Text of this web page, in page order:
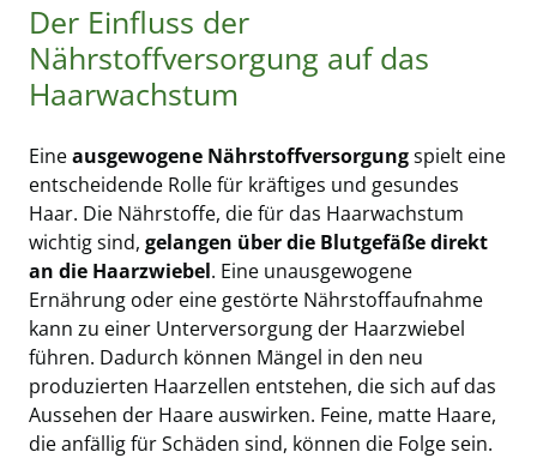
Der Einfluss der
Nährstoffversorgung auf das
Haarwachstum
Eineausgewogene Nährstoffversorgungspielt eine
entscheidende Rolle für kräftiges und gesundes
Haar. Die Nährstoffe, die für das Haarwachstum
wichtig sind, gelangen über die Blutgefäße direkt
an die Haarzwiebel. Eine unausgewogene
Ernährung oder eine gestörte Nährstoffaufnahme
kann zu einer Unterversorgung der Haarzwiebel
führen. Dadurch können Mängel in den neu
produzierten Haarzellen entstehen, die sich auf das
Aussehen der Haare auswirken. Feine, matte Haare,
die anfällig für Schäden sind, können die Folge sein.